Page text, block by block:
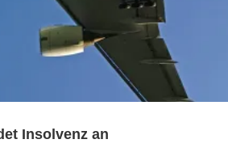
Insolvenz an